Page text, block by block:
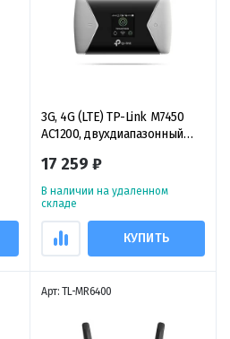
3G, 4G (LTE) TP-Link M7450
AC1200, двухдиапазонный
4G
17 259 ₽
В наличии на удаленном
складе
КУПИТЬ
Арт: TL-MR6400